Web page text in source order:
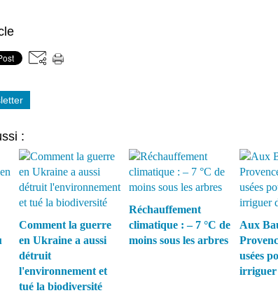
:
Comment la guerre
en Ukraine a aussi
détruit
l'environnement et
tué la biodiversité
Réchauffement
climatique : – 7 °C de
moins sous les arbres
Aux
usées
irriguer